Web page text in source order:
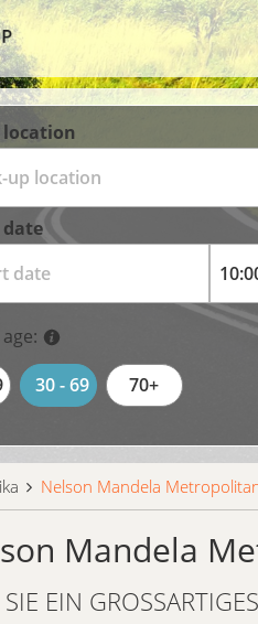
location
date
30 - 69 70+
Nelson Mandela
Mandela
SIE EIN